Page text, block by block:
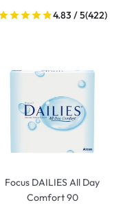
4.83 / 5(422)
Focus DAILIES All Day
Comfort 90